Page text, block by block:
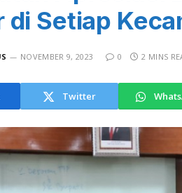
di Setiap
NOVEMBER 9, 2023 0 2 MINS
Twitter